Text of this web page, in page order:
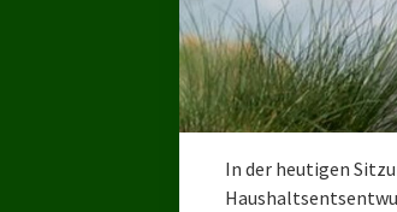
In der heutigen